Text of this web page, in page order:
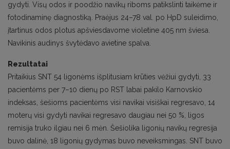
gydyti. Visų odos ir poodžio navikų riboms patikslinti taikėme ir
fotodinaminę diagnostiką. Praėjus 24–78 val. po HpD suleidimo,
įtartinus odos plotus apšviesdavome violetine 405 nm šviesa.
Navikinis audinys švytėdavo avietine spalva.
Rezultatai
Pritaikius SNT 54 ligonėms išplitusiam krūties vėžiui gydyti, 33
pacientėms per 7–10 dienų po RST labai pakilo Karnovskio
indeksas, šešioms pacientėms visi navikai visiškai regresavo, 14
moterų visi gydyti navikai regresavo daugiau nei 50 %, ligos
remisija truko ilgiau nei 6 mėn. Šešiolika ligonių navikų regresija
buvo dalinė, 18 ligonių gydymas buvo neveiksmingas. SNT buvo